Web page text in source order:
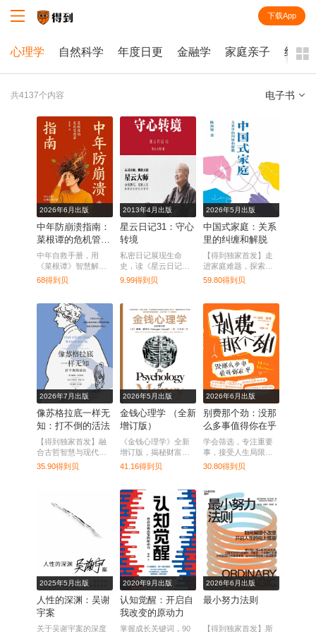
下载App
心理学 自然科学 年度日更 金融学 家庭亲子 经济
共4137个内容 电子书
每天听本书
电子书
2026年6月出版
中年防崩溃指南：
菜根谭的危机管理
学
中年自救手册，用
《菜根谭》智慧解读
生活危机，助你风雨
中稳住内心。
68得到贝
2013年4月出版
星云日记31：守心
转境
私密日记展现生命
史，读《星云日记
31》省思深处。
9.99得到贝
2026年5月出版
中国式家庭：关系
里的纠缠和解脱
【得到独家首发】走
进家庭难题，探索中
国式家庭的纠缠与出
59.80得到贝
2026年7月出版
像苏格拉底一样无
知：打不倒的活法
【得到独家首发】融
合古哲智慧与现代认
知行为疗法，助力塑
35.90得到贝
2026年5月出版
金钱心理学 （全新
增订版）
《金钱心理学》全新
增订版，揭秘财富逻
辑，教你更智慧地与
41.16得到贝
2026年6月出版
别费那个劲：没那
么多事值得你在乎
学会筛选，专注重要
事，接受人生局限，
才能真正活得轻松自
30.80得到贝
2025年5月出版
人性的深渊：吴谢
宇案
关于吴谢宇案的深度
2020年9月出版
认知觉醒：开启自
我改变的原动力
掌握成长关键词，90
2026年6月出版
最小努力法则
【得到独家首发】斯